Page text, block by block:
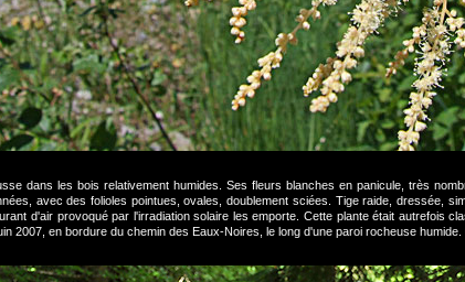
dans les bois relativement humides. Ses fleurs blanches en panicule, très
avec des folioles pointues, ovales, doublement sciées. Tige raide, dressée,
d'air provoqué par l'irradiation solaire les emporte. Cette plante était autrefois
2007, en bordure du chemin des Eaux-Noires, le long d'une paroi rocheuse